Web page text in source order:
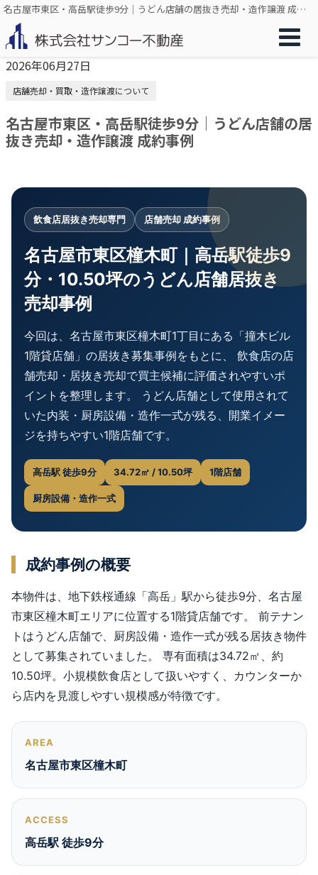
名古屋市東区・高岳駅徒歩9分｜うどん店舗の居抜き売却・造作譲渡 成約事例
2026年06月27日
店舗売却・買取・造作譲渡について
名古屋市東区・高岳駅徒歩9分｜うどん店舗の居
抜き売却・造作譲渡 成約事例
飲食店居抜き売却専門 店舗売却 成約事例
名古屋市東区橦木町｜高岳駅徒歩9
分・10.50坪のうどん店舗居抜き
売却事例
今回は、名古屋市東区橦木町1丁目にある「撞木ビル
1階貸店舗」の居抜き募集事例をもとに、 飲食店の店
舗売却・居抜き売却で買主候補に評価されやすいポ
イントを整理します。 うどん店舗として使用されて
いた内装・厨房設備・造作一式が残る、開業イメー
ジを持ちやすい1階店舗です。
高岳駅 徒歩9分 34.72㎡ / 10.50坪 1階店舗
厨房設備・造作一式
成約事例の概要
本物件は、地下鉄桜通線「高岳」駅から徒歩9分、名古屋
市東区橦木町エリアに位置する1階貸店舗です。 前テナン
トはうどん店舗で、厨房設備・造作一式が残る居抜き物件
として募集されていました。 専有面積は34.72㎡、約
10.50坪。小規模飲食店として扱いやすく、カウンターか
ら店内を見渡しやすい規模感が特徴です。
AREA
名古屋市東区橦木町
ACCESS
高岳駅 徒歩9分